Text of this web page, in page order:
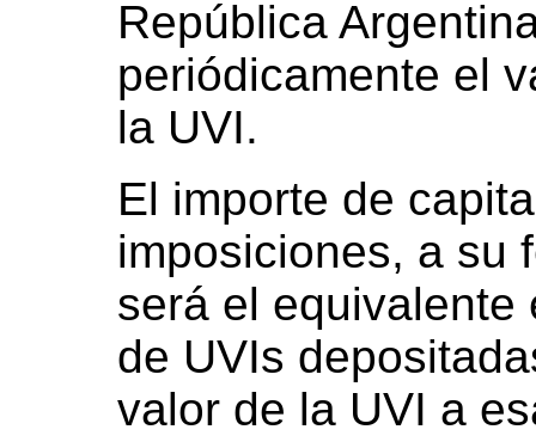
República
periódicamente el
la UVI.
El importe de
imposiciones, a su
será el equivalente
de UVIs
valor de la UVI a